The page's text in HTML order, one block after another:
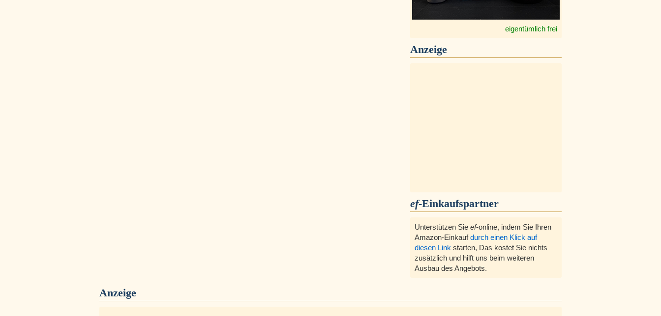
eigentümlich frei
Anzeige
ef-Einkaufspartner
Unterstützen Sie ef-online, indem Sie Ihren
Amazon-Einkaufdurch einen Klick auf
diesen Link starten, Das kostet Sie nichts
zusätzlich und hilft uns beim weiteren
Ausbau des Angebots.
Anzeige